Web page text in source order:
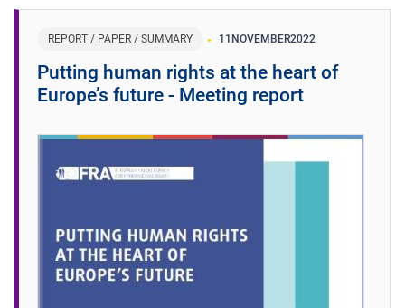
REPORT / PAPER / SUMMARY 11 NOVEMBER2022
Putting human rights at the heart of
Europe’s future - Meeting report